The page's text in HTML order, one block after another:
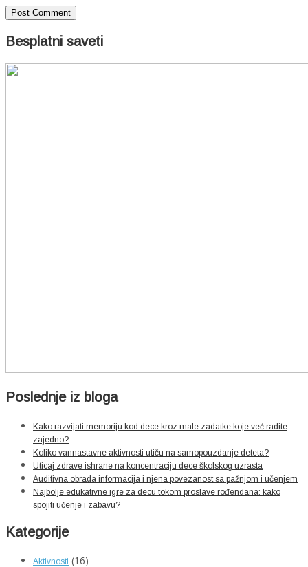
Besplatni saveti
Poslednje iz bloga
Kako razvijati memoriju kod dece kroz male zadatke koje već radite
zajedno?
Koliko vannastavne aktivnosti utiču na samopouzdanje deteta?
Uticaj zdrave ishrane na koncentraciju dece školskog uzrasta
Auditivna obrada informacija i njena povezanost sa pažnjom i učenjem
Najbolje edukativne igre za decu tokom proslave rođendana: kako
spojiti učenje i zabavu?
Kategorije
Aktivnosti (16)